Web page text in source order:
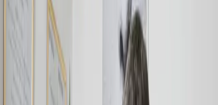
¿Cómo reservo turno?
Podés reservar tu turno abonando una seña del 50%
por transferencia. Alias: Cometa.patio.arco
¿Qué debo llevar a la consulta?
Si tenés estudios previos relacionados, podés traerlos.
No es obligatorio.